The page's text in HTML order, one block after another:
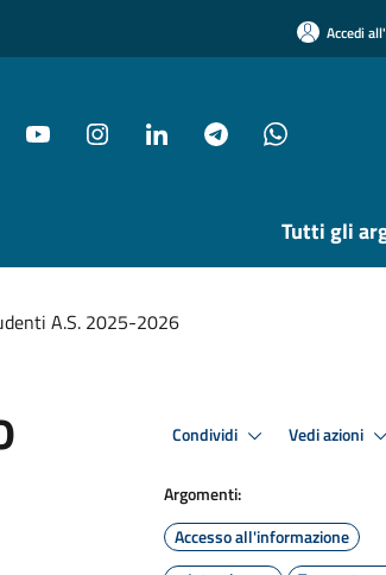
Accedi
Tutti gli
A.S. 2025-2026
Condividi Vedi azioni
Argomenti:
Accesso all'informazione